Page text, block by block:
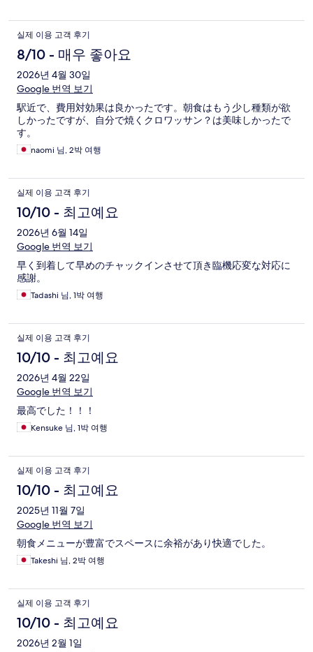
실제 이용 고객 후기
8/10 - 매우 좋아요
2026년 4월 30일
Google 번역 보기
駅近で、費用対効果は良かったです。朝食はもう少し種類が欲
しかったですが、自分で焼くクロワッサン？は美味しかったで
す。
naomi 님, 2박 여행
실제 이용 고객 후기
10/10 - 최고예요
2026년 6월 14일
Google 번역 보기
早く到着して早めのチャックインさせて頂き臨機応変な対応に
感謝。
Tadashi 님, 1박 여행
실제 이용 고객 후기
10/10 - 최고예요
2026년 4월 22일
Google 번역 보기
最高でした！！！
Kensuke 님, 1박 여행
실제 이용 고객 후기
10/10 - 최고예요
2025년 11월 7일
Google 번역 보기
朝食メニューが豊富でスペースに余裕があり快適でした。
Takeshi 님, 2박 여행
실제 이용 고객 후기
10/10 - 최고예요
2026년 2월 1일